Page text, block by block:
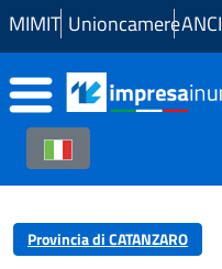
Skip to Main Content
MIMIT UnioncamereANCI
Provincia di CATANZARO